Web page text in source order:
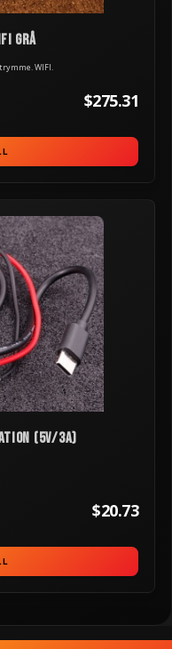
grå
WIFI.
$275.31
(5V/3A)
$20.73